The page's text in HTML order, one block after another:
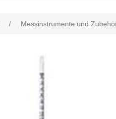
/ Messinstrumente und